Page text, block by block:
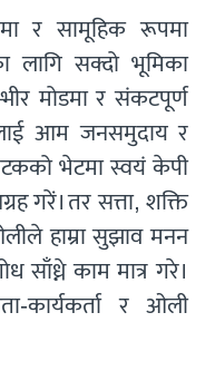
र सामूहिक रूपमा
लागि सक्दो भूमिका
मोडमा र संकटपूर्ण
आम जनसमुदाय र
भेटमा स्वयं केपी
गरें। तर सत्ता, शक्ति
हाम्रा सुझाव मनन
साँध्ने काम मात्र गरे।
कार्यकर्ता र ओली